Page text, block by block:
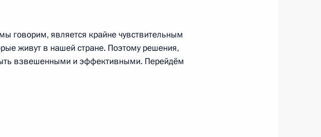
Горки
говорим, является крайне чувствительным
живут в нашей стране. Поэтому решения,
взвешенными и эффективными. Перейдём